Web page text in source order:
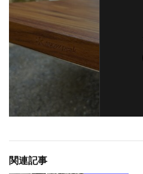
関連記事